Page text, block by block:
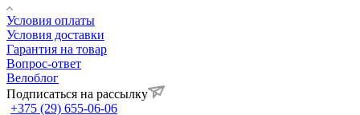
Условия оплаты
Условия доставки
Гарантия на товар
Вопрос-ответ
Велоблог
Подписаться на рассылку
+375 (29) 655-06-06